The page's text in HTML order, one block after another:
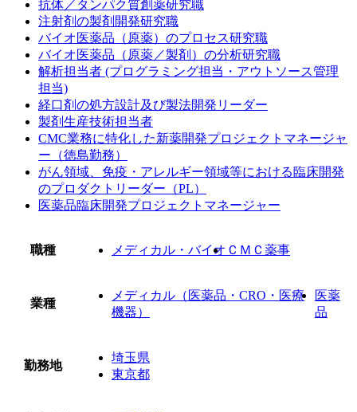
抗体／タンパク質創薬研究職
注射剤の製剤開発研究職
バイオ医薬品（原薬）のプロセス研究職
バイオ医薬品（原薬／製剤）の分析研究職
解析担当者 (プログラミング担当・アウトソース管理
担当)
経口剤の処方設計及び製法開発リーダー
製剤生産技術担当者
CMC業務に特化した新薬開発プロジェクトマネージャ
ー（徳島勤務）
がん領域、免疫・アレルギー領域等における臨床開発
のプロダクトリーダー（PL）
医薬品臨床開発プロジェクトマネージャー
職種 メディカル・バイオ ＣＭＣ薬事
業種
メディカル（医薬品・CRO・医療
機器）
医薬
品
勤務地
埼玉県
東京都